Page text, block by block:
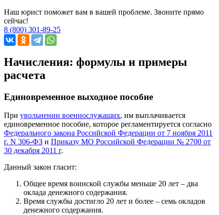
Наш юрист поможет вам в вашей проблеме. Звоните прямо
сейчас!
8 (800) 301-89-25
Начисления: формулы и примеры
расчета
Единовременное выходное пособие
При увольнении военнослужащих, им выплачивается
единовременное пособие, которое регламентируется согласно
Федерального закона Российской Федерации от 7 ноября 2011
г. N 306-ФЗ и Приказу МО Российской Федерации № 2700 от
30 декабря 2011 г.
Данный закон гласит:
Общее время воинской службы меньше 20 лет – два
оклада денежного содержания.
Время службы достигло 20 лет и более – семь окладов
денежного содержания.